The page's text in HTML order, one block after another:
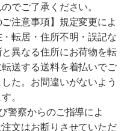
でご了承ください。
注意事項】規定変更によ
転居・住所不明・誤記な
異なる住所にお荷物を転
送する送料を着払いでご
た。お間違いがないよう
。
警察からのご指導によ
文はお断りさせていただ